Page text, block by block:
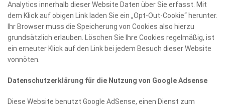
Analytics innerhalb dieser Website Daten über Sie erfasst. Mit
dem Klick auf obigen Link laden Sie ein „Opt-Out-Cookie“ herunter.
Ihr Browser muss die Speicherung von Cookies also hierzu
grundsätzlich erlauben. Löschen Sie Ihre Cookies regelmäßig, ist
ein erneuter Klick auf den Link bei jedem Besuch dieser Website
vonnöten.
Datenschutzerklärung für die Nutzung von Google Adsense
Diese Website benutzt Google AdSense, einen Dienst zum